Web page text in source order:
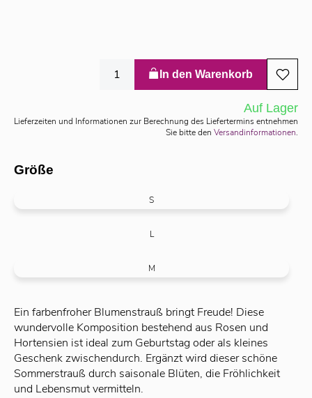
In den Warenkorb
Auf Lager
Lieferzeiten und Informationen zur Berechnung des Liefertermins entnehmen
Sie bitte den Versandinformationen.
Größe
S
L
M
Ein farbenfroher Blumenstrauß bringt Freude! Diese
wundervolle Komposition bestehend aus Rosen und
Hortensien ist ideal zum Geburtstag oder als kleines
Geschenk zwischendurch. Ergänzt wird dieser schöne
Sommerstrauß durch saisonale Blüten, die Fröhlichkeit
und Lebensmut vermitteln.